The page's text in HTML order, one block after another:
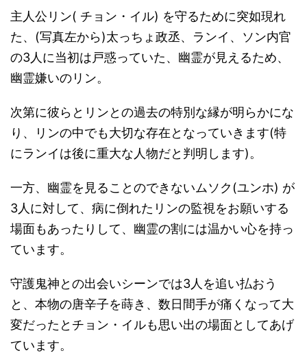
主人公リン( チョン・イル) を守るために突如現れ
た、(写真左から)太っちょ政丞、ランイ、ソン内官
の3人に当初は戸惑っていた、幽霊が見えるため、
幽霊嫌いのリン。
次第に彼らとリンとの過去の特別な縁が明らかにな
り、リンの中でも大切な存在となっていきます(特
にランイは後に重大な人物だと判明します)。
一方、幽霊を見ることのできないムソク(ユンホ) が
3人に対して、病に倒れたリンの監視をお願いする
場面もあったりして、幽霊の割には温かい心を持っ
ています。
守護鬼神との出会いシーンでは3人を追い払おう
と、本物の唐辛子を蒔き、数日間手が痛くなって大
変だったとチョン・イルも思い出の場面としてあげ
ています。